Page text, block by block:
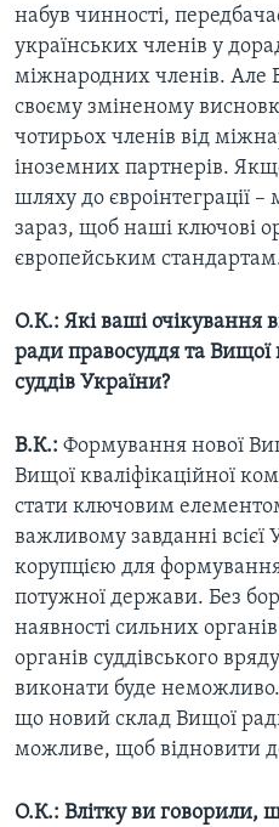
набув чинності,
українських членів у
міжнародних членів. Але
своєму зміненому
чотирьох членів від
іноземних партнерів.
шляху до євроінтеграції
зараз, щоб наші ключові
європейським
О.К.: Які ваші очікування
ради правосуддя та Вищої
суддів України?
В.К.: Формування нової
Вищої кваліфікаційної
стати ключовим
важливому завданні всієї
корупцією для
потужної держави. Без
наявності сильних
органів суддівського
виконати буде
що новий склад Вищої
можливе, щоб відновити
О.К.: Влітку ви говорили,